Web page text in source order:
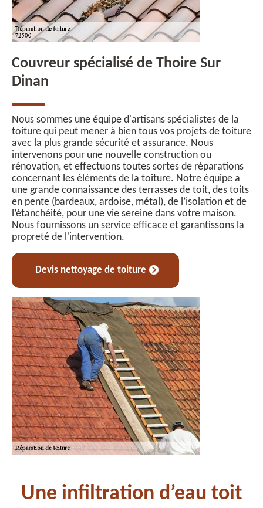
Couvreur spécialisé de Thoire Sur
Dinan
Nous sommes une équipe d'artisans spécialistes de la
toiture qui peut mener à bien tous vos projets de toiture
avec la plus grande sécurité et assurance. Nous
intervenons pour une nouvelle construction ou
rénovation, et effectuons toutes sortes de réparations
concernant les éléments de la toiture. Notre équipe a
une grande connaissance des terrasses de toit, des toits
en pente (bardeaux, ardoise, métal), de l’isolation et de
l’étanchéité, pour une vie sereine dans votre maison.
Nous fournissons un service efficace et garantissons la
propreté de l'intervention.
Devis nettoyage de toiture
Une infiltration d’eau toit